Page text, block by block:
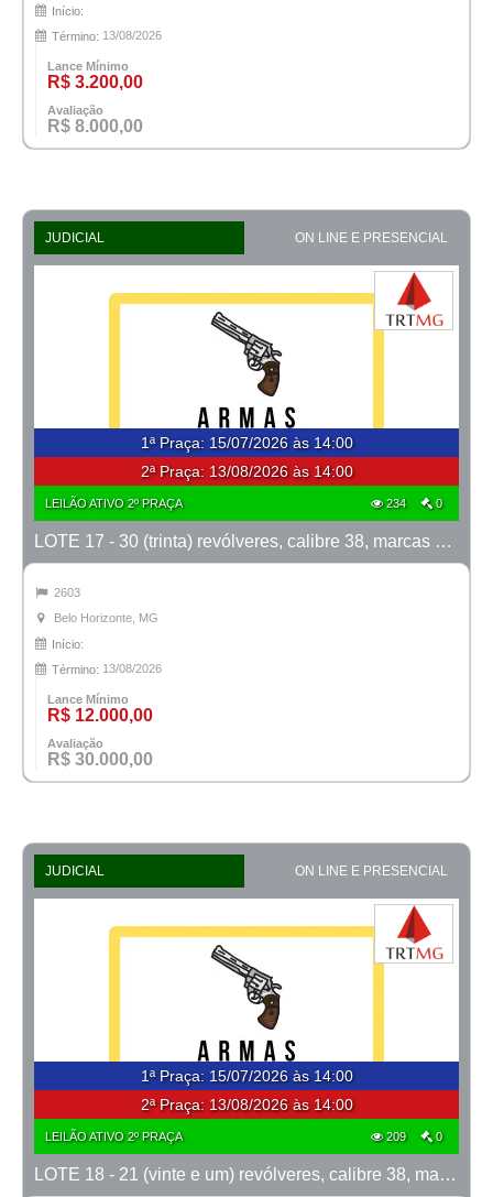
Início:
Término: 13/08/2026
Lance Mínimo
R$ 3.200,00
Avaliação
R$ 8.000,00
JUDICIAL ON LINE E PRESENCIAL
1ª Praça: 15/07/2026 às 14:00
2ª Praça: 13/08/2026 às 14:00
LEILÃO ATIVO 2º PRAÇA 234 0
LOTE 17 - 30 (trinta) revólveres, calibre 38, marcas Taurus e Rossi
2603
Belo Horizonte, MG
Início:
Término: 13/08/2026
Lance Mínimo
R$ 12.000,00
Avaliação
R$ 30.000,00
JUDICIAL ON LINE E PRESENCIAL
1ª Praça: 15/07/2026 às 14:00
2ª Praça: 13/08/2026 às 14:00
LEILÃO ATIVO 2º PRAÇA 209 0
LOTE 18 - 21 (vinte e um) revólveres, calibre 38, marca Taurus